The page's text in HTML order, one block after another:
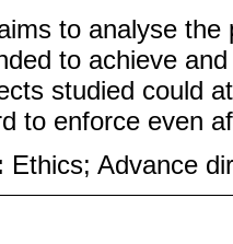
to analyse
to achieve
studied could
to enforce even
Ethics; Advance